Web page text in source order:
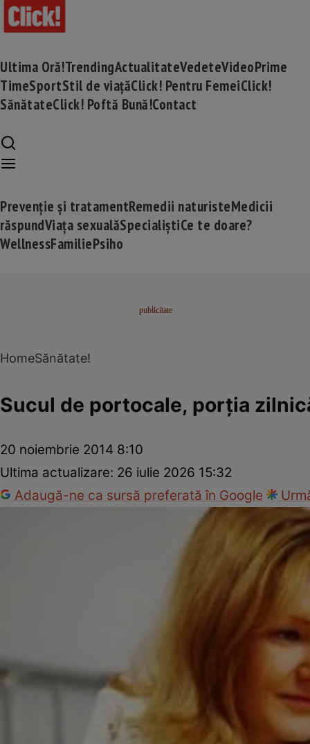
Ultima Oră!TrendingActualitateVedeteVideoPrime
TimeSportStil de viațăClick! Pentru FemeiClick!
SănătateClick! Poftă Bună!Contact
Prevenție și tratamentRemedii naturisteMedicii
răspundViața sexualăSpecialiștiCe te doare?
WellnessFamiliePsiho
HomeSănătate!
Sucul de portocale, porţia
20 noiembrie 2014 8:10
Ultima actualizare: 26 iulie 2026 15:32
Adaugă-ne ca sursă preferată în Google